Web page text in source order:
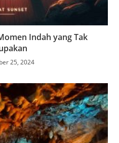
Indah yang Tak
25, 2024